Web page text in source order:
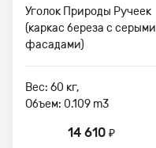
Уголок Природы Ручеек
(каркас береза с серыми
фасадами)
Вес: 60 кг,
Объем: 0.109 m3
14 610 ₽